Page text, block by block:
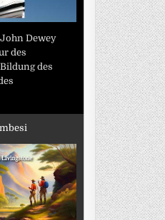
Dewey
des
des